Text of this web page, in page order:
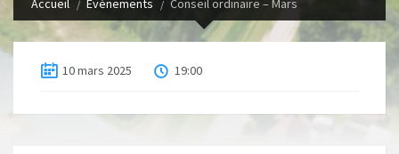
Accueil Événements Conseil ordinaire – Mars
10 mars 2025 19:00